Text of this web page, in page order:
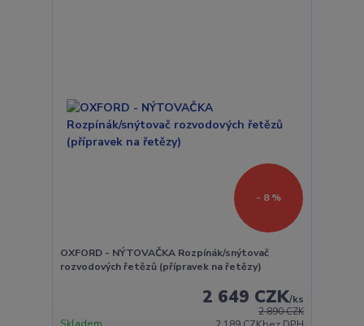
- 8 %
OXFORD - NÝTOVAČKA Rozpínák/snýtovač
rozvodových řetězů (přípravek na řetězy)
2 890 CZK
2 649 CZK/ks
Skladem